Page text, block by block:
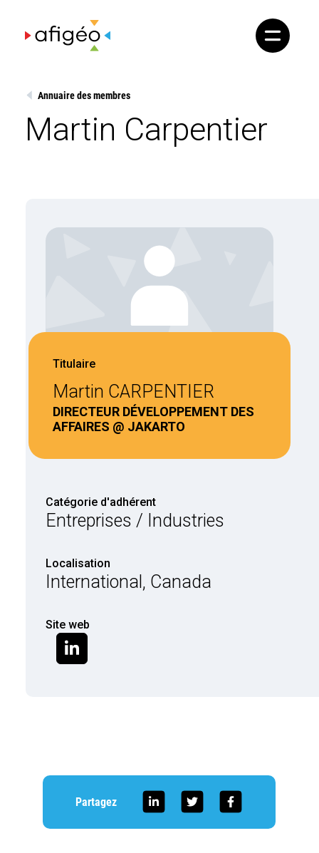
content
Annuaire des membres
Martin Carpentier
Titulaire
Martin CARPENTIER
DIRECTEUR DÉVELOPPEMENT DES
AFFAIRES @ JAKARTO
Catégorie d'adhérent
Entreprises / Industries
Localisation
International, Canada
Site web
Partagez